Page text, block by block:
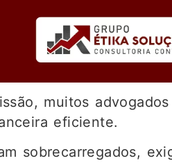
muitos
eficiente.
sobrecarregados,